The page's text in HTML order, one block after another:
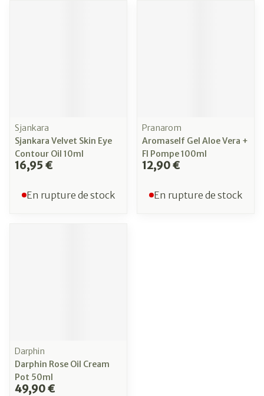
Sjankara
Sjankara Velvet Skin Eye
Contour Oil 10ml
16,95 €
En rupture de stock
Pranarom
Aromaself Gel Aloe Vera +
Fl Pompe 100ml
12,90 €
En rupture de stock
Darphin
Darphin Rose Oil Cream
Pot 50ml
49,90 €